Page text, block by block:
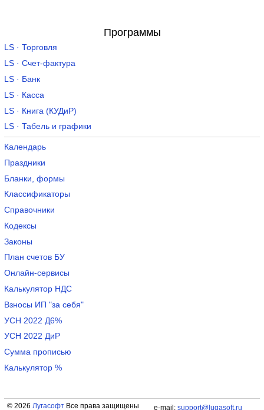
Программы
LS · Торговля
LS · Счет-фактура
LS · Банк
LS · Касса
LS · Книга (КУДиР)
LS · Табель и графики
Календарь
Праздники
Бланки, формы
Классификаторы
Справочники
Кодексы
Законы
План счетов БУ
Онлайн-сервисы
Калькулятор НДС
Взносы ИП "за себя"
УСН 2022 Д6%
УСН 2022 ДиР
Сумма прописью
Калькулятор %
© 2026 ЛугасофтВсе права защищены e-mail: support@lugasoft.ru